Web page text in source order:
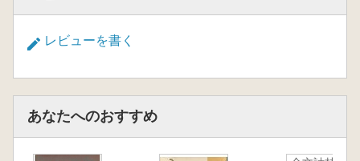
レビューを書く
あなたへのおすすめ